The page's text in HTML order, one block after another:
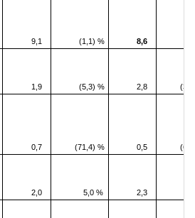
9,1 (1,1) % 8,6
1,9 (5,3) % 2,8
0,7 (71,4) % 0,5
2,0 5,0 % 2,3